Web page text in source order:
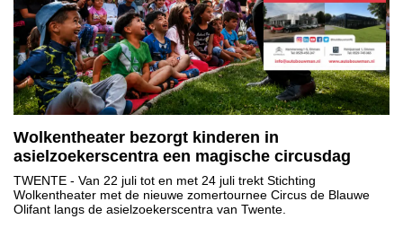
Wolkentheater bezorgt kinderen in
asielzoekerscentra een magische circusdag
TWENTE - Van 22 juli tot en met 24 juli trekt Stichting
Wolkentheater met de nieuwe zomertournee Circus de Blauwe
Olifant langs de asielzoekerscentra van Twente.